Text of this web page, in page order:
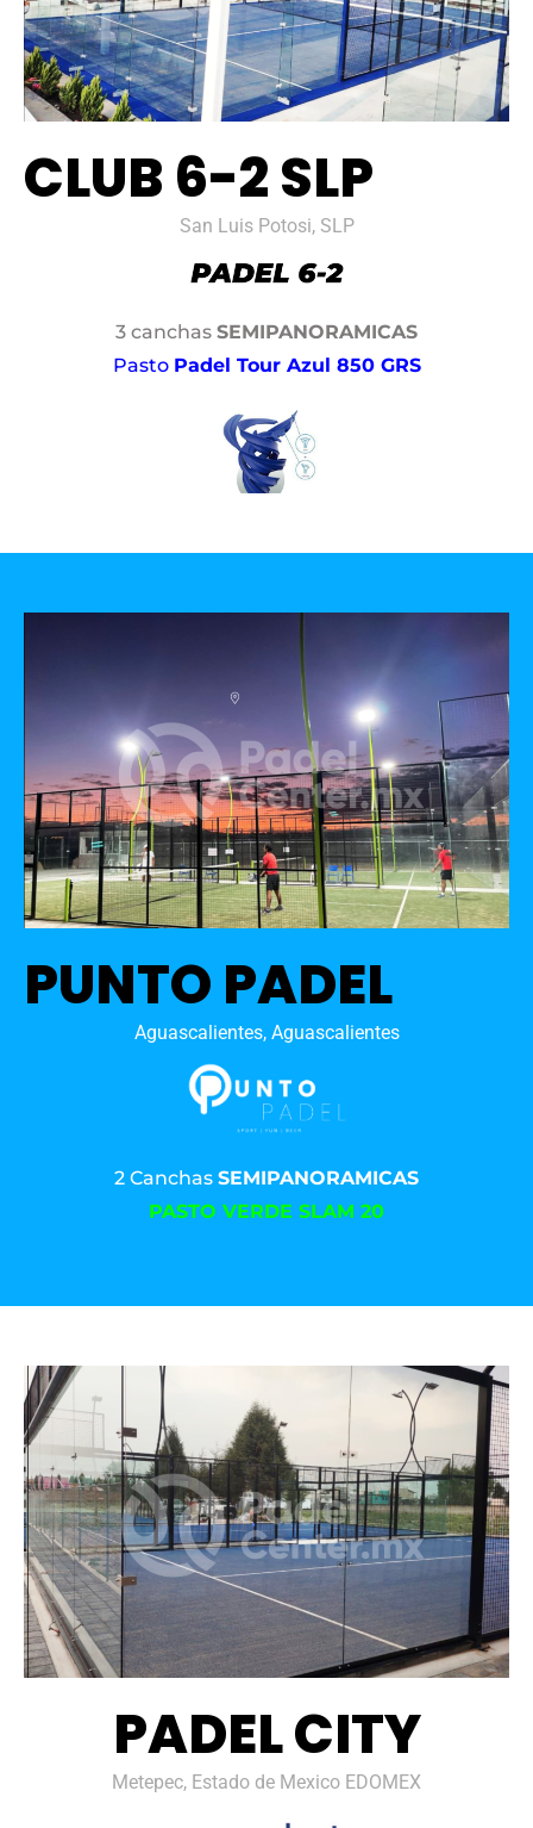
CLUB 6-2 SLP
San Luis Potosi, SLP
3 canchas SEMIPANORAMICAS
Pasto Padel Tour Azul 850 GRS
PUNTO PADEL
Aguascalientes, Aguascalientes
2 Canchas SEMIPANORAMICAS
PASTO VERDE SLAM 20
PADEL CITY
Metepec, Estado de Mexico EDOMEX